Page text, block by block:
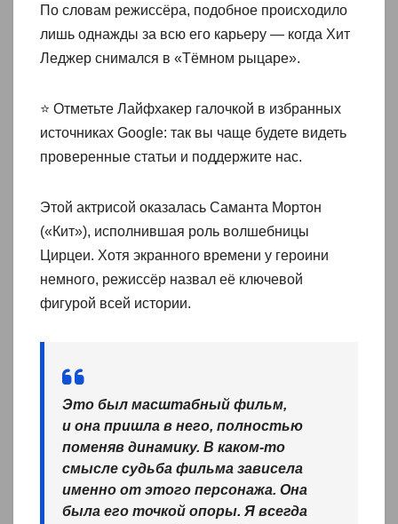
По словам режиссёра, подобное происходило
лишь однажды за всю его карьеру — когда Хит
Леджер снимался в «Тёмном рыцаре».
⭐ Отметьте Лайфхакер галочкой в избранных
источниках Google: так вы чаще будете видеть
проверенные статьи и поддержите нас.
Этой актрисой оказалась Саманта Мортон
(«Кит»), исполнившая роль волшебницы
Цирцеи. Хотя экранного времени у героини
немного, режиссёр назвал её ключевой
фигурой всей истории.
Это был масштабный фильм,
и она пришла в него, полностью
поменяв динамику. В каком-то
смысле судьба фильма зависела
именно от этого персонажа. Она
была его точкой опоры. Я всегда